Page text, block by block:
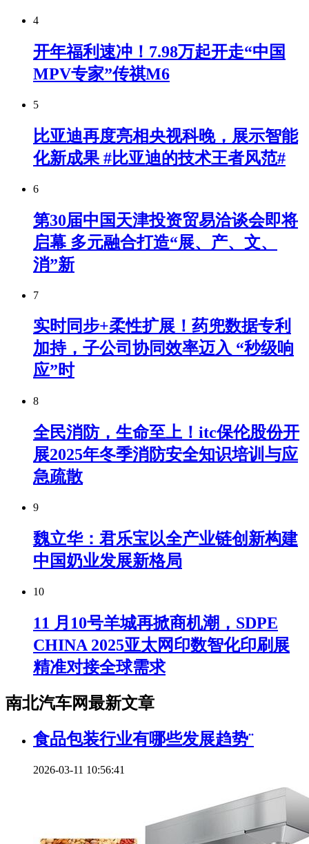
4
开年福利速冲！7.98万起开走“中国
MPV专家”传祺M6
5
比亚迪再度亮相央视科晚，展示智能
化新成果 #比亚迪的技术王者风范#
6
第30届中国天津投资贸易洽谈会即将
启幕 多元融合打造“展、产、文、
消”新
7
实时同步+柔性扩展！药兜数据专利
加持，子公司协同效率迈入 “秒级响
应”时
8
全民消防，生命至上！itc保伦股份开
展2025年冬季消防安全知识培训与应
急疏散
9
魏立华：君乐宝以全产业链创新构建
中国奶业发展新格局
10
11 月10号羊城再掀商机潮，SDPE
CHINA 2025亚太网印数智化印刷展
精准对接全球需求
南北汽车网最新文章
食品包装行业有哪些发展趋势¨
2026-03-11 10:56:41